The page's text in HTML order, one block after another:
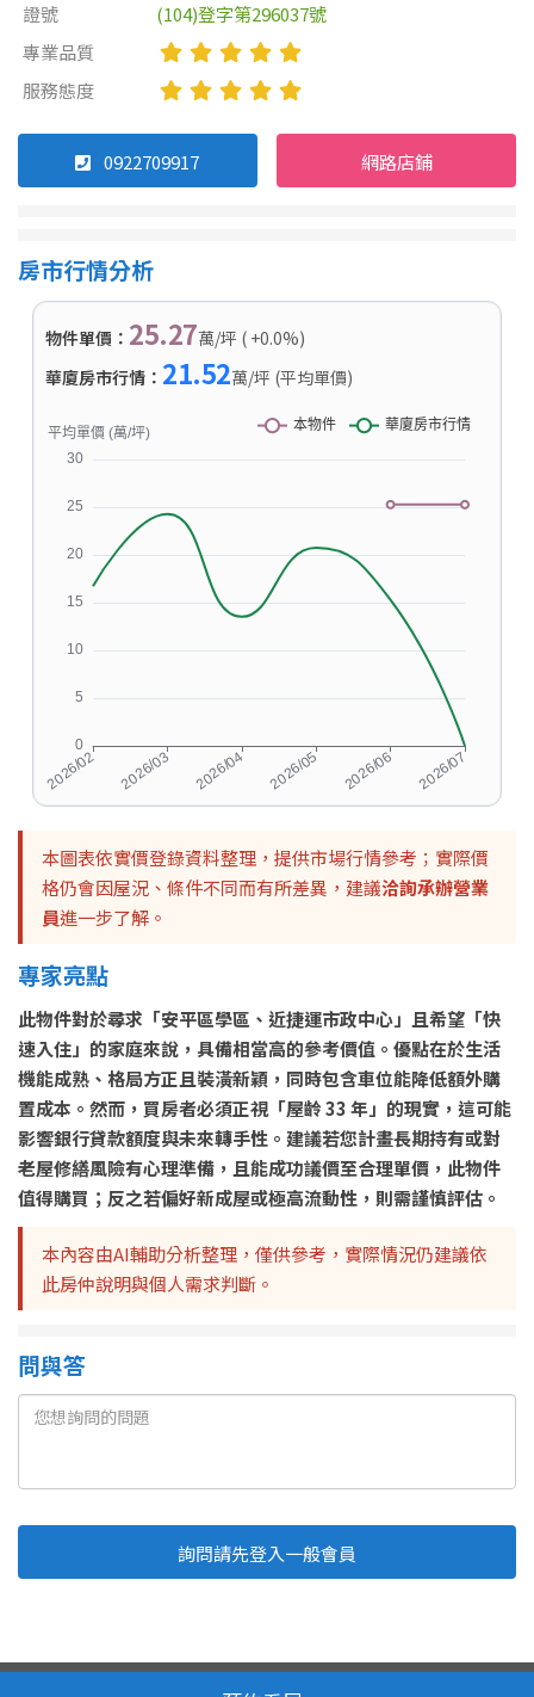
證號
(104)登字第296037號
專業品質
服務態度
0922709917 網路店鋪
房市行情分析
物件單價： 25.27萬/坪 ( +0.0%)
華廈房市行情： 21.52萬/坪 (平均單價)
本圖表依實價登錄資料整理，提供市場行情參考；實際價
格仍會因屋況、條件不同而有所差異，建議洽詢承辦營業
員進一步了解。
專家亮點
此物件對於尋求「安平區學區、近捷運市政中心」且希望「快
速入住」的家庭來說，具備相當高的參考價值。優點在於生活
機能成熟、格局方正且裝潢新穎，同時包含車位能降低額外購
置成本。然而，買房者必須正視「屋齡 33 年」的現實，這可能
影響銀行貸款額度與未來轉手性。建議若您計畫長期持有或對
老屋修繕風險有心理準備，且能成功議價至合理單價，此物件
值得購買；反之若偏好新成屋或極高流動性，則需謹慎評估。
本內容由AI輔助分析整理，僅供參考，實際情況仍建議依
此房仲說明與個人需求判斷。
問與答
詢問請先登入一般會員